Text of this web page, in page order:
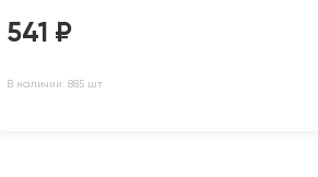
541 ₽
В наличии: 885 шт